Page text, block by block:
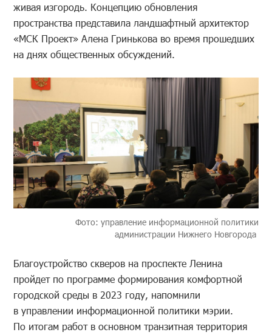
живая изгородь. Концепцию обновления
пространства представила ландшафтный архитектор
«МСК Проект» Алена Гринькова во время прошедших
на днях общественных обсуждений.
Фото: управление информационной политики
администрации Нижнего Новгорода
Благоустройство скверов на проспекте Ленина
пройдет по программе формирования комфортной
городской среды в 2023 году, напомнили
в управлении информационной политики мэрии.
По итогам работ в основном транзитная территория